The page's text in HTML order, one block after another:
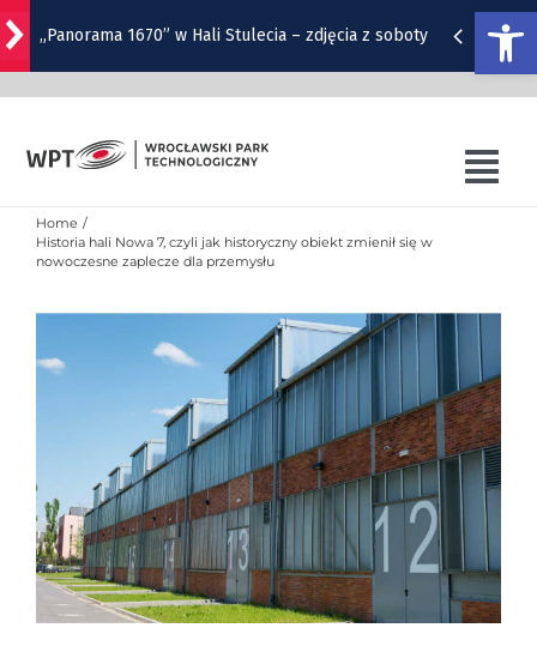
„Panorama 1670” w Hali Stulecia – zdjęcia z soboty
Pyszne sery, wspaniałe wędliny, wyborne słodkości.
Wrocławska Potańcówka w sobotę, 8 sierpnia
Remont torów na Stawowej i Peronowej. Od 8
sierpnia zmiany dla kierowców i pasażerów MPK
O WPT
NUTRIBIOMED
EDUKACJA
NEWS
Home
Historia hali Nowa 7, czyli jak historyczny obiekt zmienił się w
nowoczesne zaplecze dla przemysłu